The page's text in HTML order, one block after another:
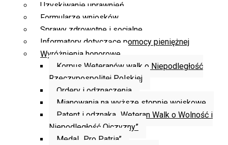
Uzyskiwanie uprawnień
Formularze wniosków
Sprawy zdrowotne i socjalne
Informatory dotyczące pomocy pieniężnej
Wyróżnienia honorowe
Korpus Weteranów walk o Niepodległość
Rzeczypospolitej Polskiej
Ordery i odznaczenia
Mianowania na wyższe stopnie wojskowe
Patent i odznaka „Weteran Walk o Wolność i
Niepodległość Ojczyzny”
Medal „Pro Patria”